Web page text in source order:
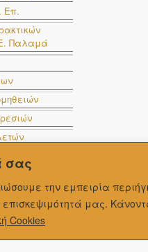
σας
την εμπειρία
μας.
Cookies
Επ.
Παλαμά